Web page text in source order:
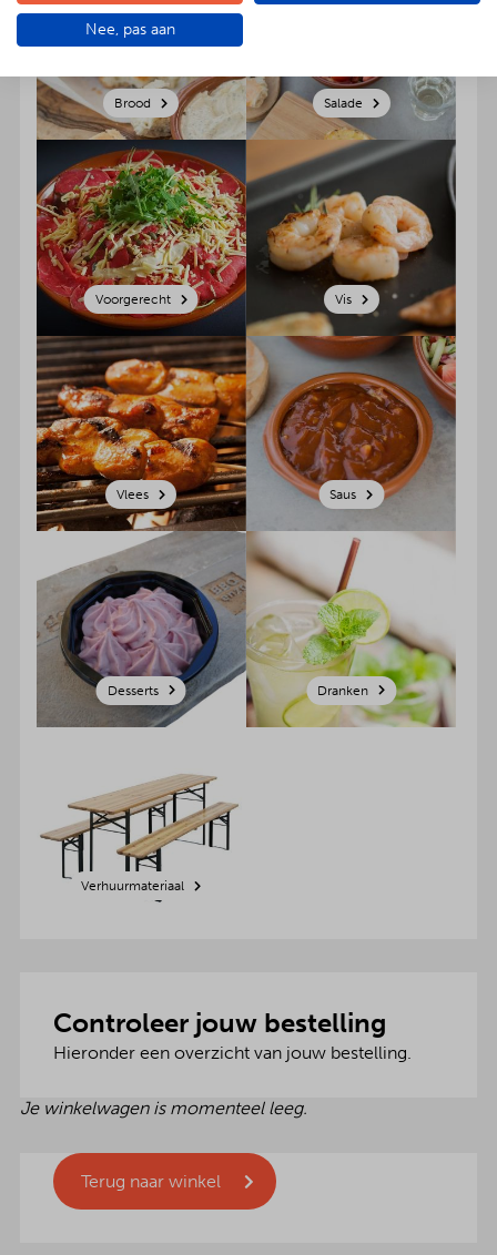
Brood Salade
Voorgerecht Vis
Vlees Saus
Desserts Dranken
Verhuurmateriaal
Controleer jouw bestelling
Hieronder een overzicht van jouw bestelling.
Je winkelwagen is momenteel leeg.
Terug naar winkel
Nee, pas aan